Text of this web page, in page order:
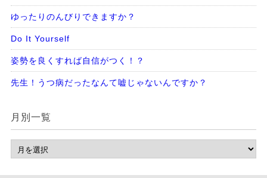
ゆったりのんびりできますか？
Do It Yourself
姿勢を良くすれば自信がつく！？
先生！うつ病だったなんて嘘じゃないんですか？
月別一覧